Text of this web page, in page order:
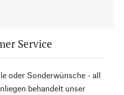
Service
oder Sonderwünsche - all
behandelt unser